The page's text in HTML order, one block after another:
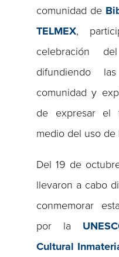
comunidad de
TELMEX,
celebración
difundiendo
comunidad y
de expresar el
medio del uso de
Del 19 de
llevaron a cabo
conmemorar
por la
Cultural